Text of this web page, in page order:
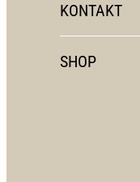
KONTAKT
SHOP